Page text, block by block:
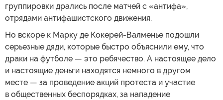
группировки дрались после матчей с «антифа»,
отрядами антифашистского движения.
Но вскоре к Марку де Кокерей-Валменье подошли
серьезные дяди, которые быстро объяснили ему, что
драки на футболе — это ребячество. А настоящее дело
и настоящие деньги находятся немного в другом
месте — за проведение акций протеста и участие
в общественных беспорядках, за нападение